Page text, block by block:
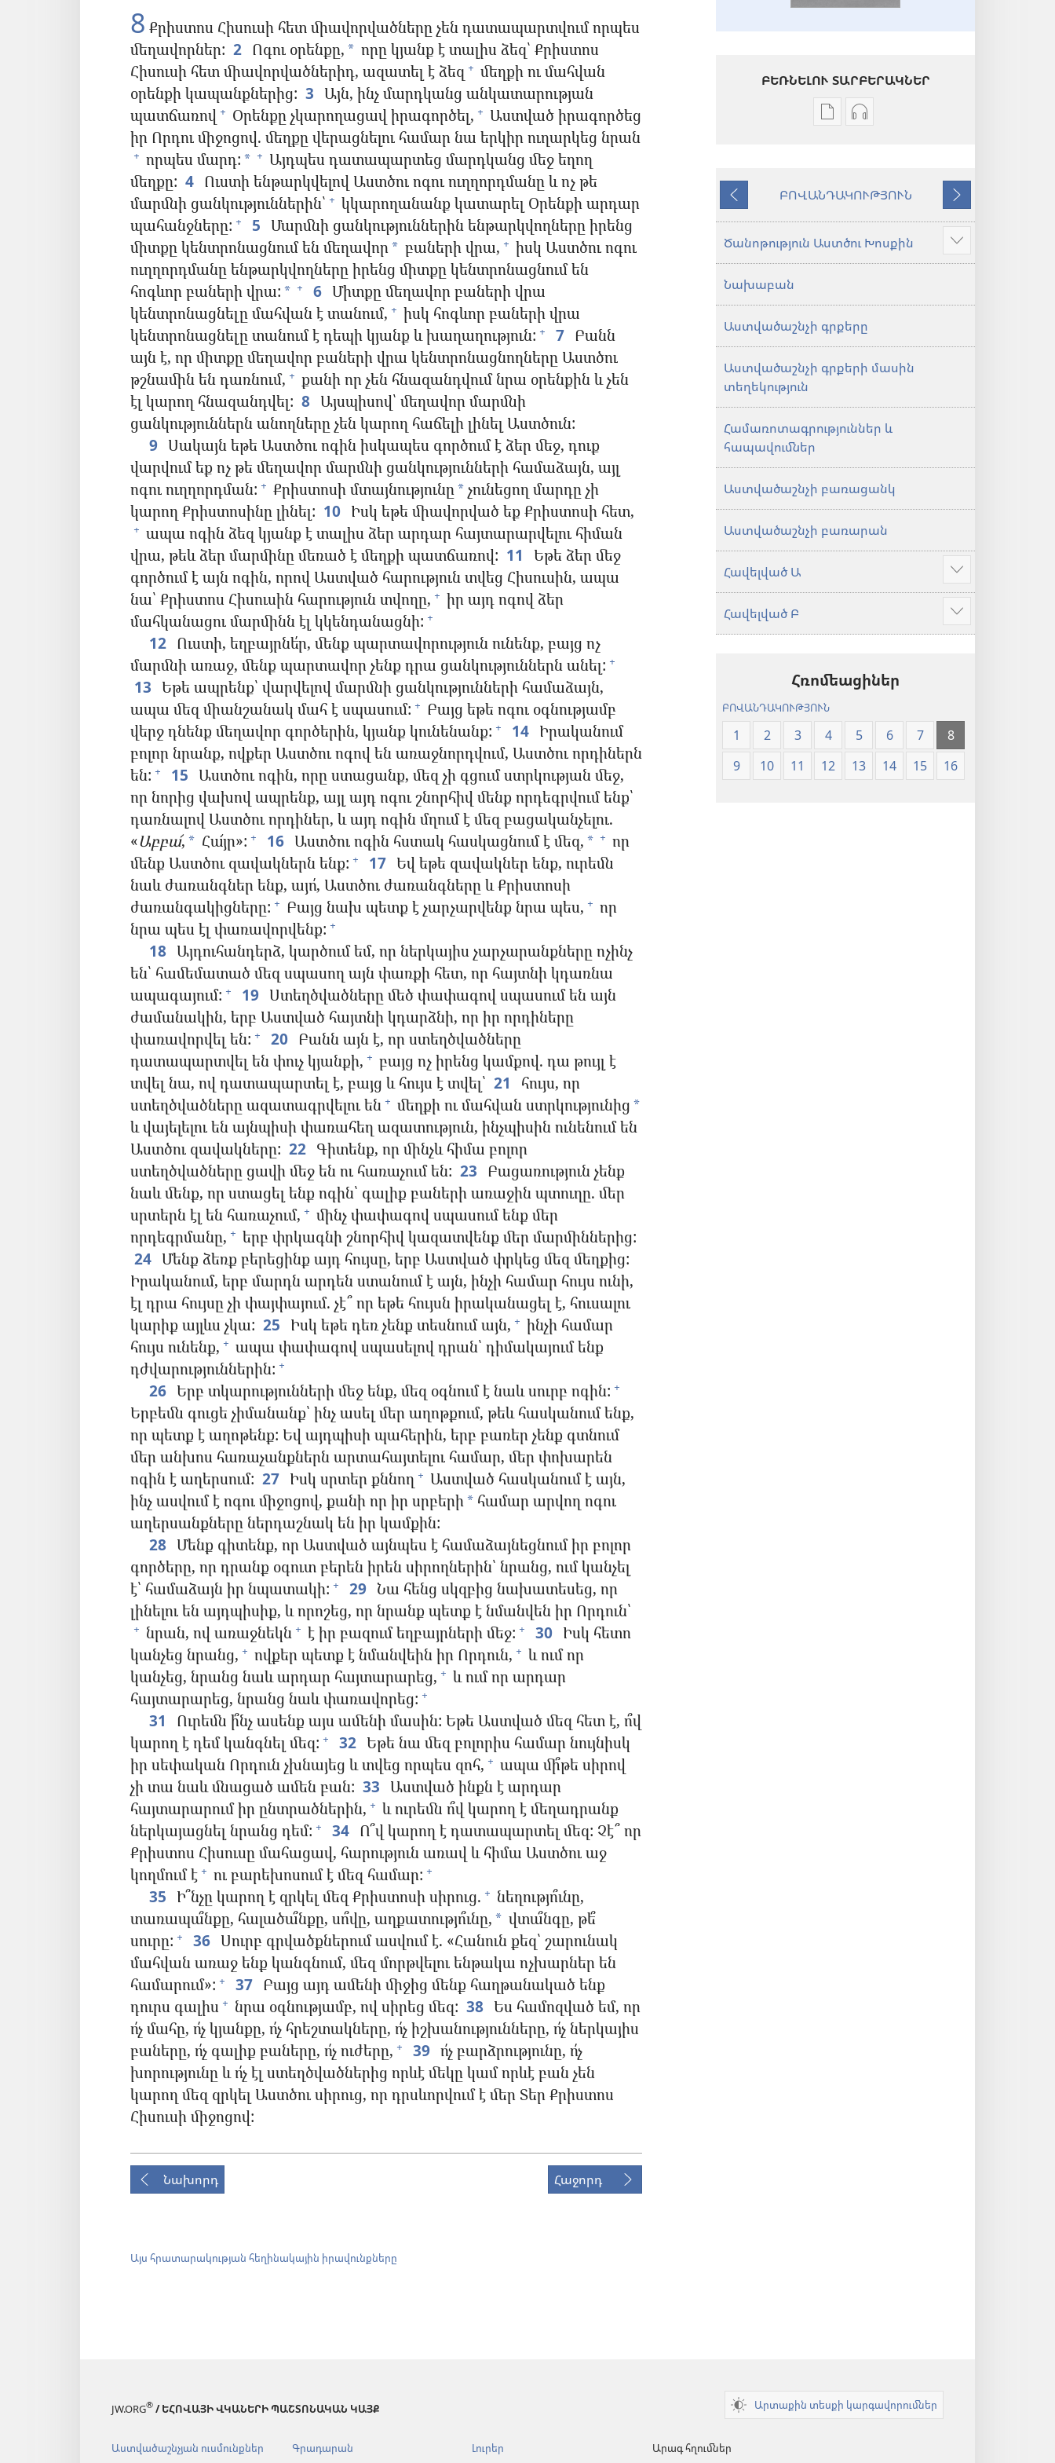
8 Քրիստոս Հիսուսի հետ միավորվածները չեն դատապարտվում որպես
մեղավորներ: 2 Ոգու օրենքը, * որը կյանք է տալիս ձեզ՝ Քրիստոս
Հիսուսի հետ միավորվածներիդ, ազատել է ձեզ + մեղքի ու մահվան
օրենքի կապանքներից: 3 Այն, ինչ մարդկանց անկատարության
պատճառով + Օրենքը չկարողացավ իրագործել, + Աստված իրագործեց
իր Որդու միջոցով. մեղքը վերացնելու համար նա երկիր ուղարկեց նրան
+ որպես մարդ: * + Այդպես դատապարտեց մարդկանց մեջ եղող
մեղքը: 4 Ուստի ենթարկվելով Աստծու ոգու ուղղորդմանը և ոչ թե
մարմնի ցանկություններին՝ + կկարողանանք կատարել Օրենքի արդար
պահանջները: + 5 Մարմնի ցանկություններին ենթարկվողները իրենց
միտքը կենտրոնացնում են մեղավոր* բաների վրա, + իսկ Աստծու ոգու
ուղղորդմանը ենթարկվողները իրենց միտքը կենտրոնացնում են
հոգևոր բաների վրա: * + 6 Միտքը մեղավոր բաների վրա
կենտրոնացնելը մահվան է տանում, + իսկ հոգևոր բաների վրա
կենտրոնացնելը տանում է դեպի կյանք և խաղաղություն: + 7 Բանն
այն է, որ միտքը մեղավոր բաների վրա կենտրոնացնողները Աստծու
թշնամին են դառնում, + քանի որ չեն հնազանդվում նրա օրենքին և չեն
էլ կարող հնազանդվել: 8 Այսպիսով՝ մեղավոր մարմնի
ցանկություններն անողները չեն կարող հաճելի լինել Աստծուն:
9 Սակայն եթե Աստծու ոգին իսկապես գործում է ձեր մեջ, դուք
վարվում եք ոչ թե մեղավոր մարմնի ցանկությունների համաձայն, այլ
ոգու ուղղորդման: + Քրիստոսի մտայնությունը* չունեցող մարդը չի
կարող Քրիստոսինը լինել: 10 Իսկ եթե միավորված եք Քրիստոսի հետ,
+ ապա ոգին ձեզ կյանք է տալիս ձեր արդար հայտարարվելու հիման
վրա, թեև ձեր մարմինը մեռած է մեղքի պատճառով: 11
Եթե ձեր մեջ
գործում է այն ոգին, որով Աստված հարություն տվեց Հիսուսին, ապա
նա՝ Քրիստոս Հիսուսին հարություն տվողը, + իր այդ ոգով ձեր
մահկանացու մարմինն էլ կկենդանացնի: +
12 Ուստի, եղբայրնե՛ր, մենք պարտավորություն ունենք, բայց ոչ
մարմնի առաջ, մենք պարտավոր չենք դրա ցանկություններն անել: +
13 Եթե ապրենք՝ վարվելով մարմնի ցանկությունների համաձայն,
ապա մեզ միանշանակ մահ է սպասում: +
Բայց եթե ոգու օգնությամբ
վերջ դնենք մեղավոր գործերին, կյանք կունենանք: + 14 Իրականում
բոլոր նրանք, ովքեր Աստծու ոգով են առաջնորդվում, Աստծու որդիներն
են: + 15 Աստծու ոգին, որը ստացանք, մեզ չի գցում ստրկության մեջ,
որ նորից վախով ապրենք, այլ այդ ոգու շնորհիվ մենք որդեգրվում ենք՝
դառնալով Աստծու որդիներ, և այդ ոգին մղում է մեզ բացականչելու.
«Աբբա՜, * Հա՜յր»: + 16 Աստծու ոգին հստակ հասկացնում է մեզ, * + որ
մենք Աստծու զավակներն ենք: + 17 Եվ եթե զավակներ ենք, ուրեմն
նաև ժառանգներ ենք, այո՛, Աստծու ժառանգները և Քրիստոսի
ժառանգակիցները: + Բայց նախ պետք է չարչարվենք նրա պես, + որ
նրա պես էլ փառավորվենք: +
18 Այդուհանդերձ, կարծում եմ, որ ներկայիս չարչարանքները ոչինչ
են՝ համեմատած մեզ սպասող այն փառքի հետ, որ հայտնի կդառնա
ապագայում: + 19 Ստեղծվածները մեծ փափագով սպասում են այն
ժամանակին, երբ Աստված հայտնի կդարձնի, որ իր որդիները
փառավորվել են: + 20 Բանն այն է, որ ստեղծվածները
դատապարտվել են փուչ կյանքի, + բայց ոչ իրենց կամքով. դա թույլ է
տվել նա, ով դատապարտել է, բայց և հույս է տվել՝ 21
հույս, որ
ստեղծվածները ազատագրվելու են + մեղքի ու մահվան ստրկությունից *
և վայելելու են այնպիսի փառահեղ ազատություն, ինչպիսին ունենում են
Աստծու զավակները: 22 Գիտենք, որ մինչև հիմա բոլոր
ստեղծվածները ցավի մեջ են ու հառաչում են: 23 Բացառություն չենք
նաև մենք, որ ստացել ենք ոգին՝ գալիք բաների առաջին պտուղը. մեր
սրտերն էլ են հառաչում, + մինչ փափագով սպասում ենք մեր
որդեգրմանը, + երբ փրկագնի շնորհիվ կազատվենք մեր մարմիններից:
24 Մենք ձեռք բերեցինք այդ հույսը, երբ Աստված փրկեց մեզ մեղքից:
Իրականում, երբ մարդն արդեն ստանում է այն, ինչի համար հույս ունի,
էլ դրա հույսը չի փայփայում. չէ՞ որ եթե հույսն իրականացել է, հուսալու
կարիք այլևս չկա: 25 Իսկ եթե դեռ չենք տեսնում այն, + ինչի համար
հույս ունենք, + ապա փափագով սպասելով դրան՝ դիմակայում ենք
դժվարություններին: +
26 Երբ տկարությունների մեջ ենք, մեզ օգնում է նաև սուրբ ոգին: +
Երբեմն գուցե չիմանանք՝ ինչ ասել մեր աղոթքում, թեև հասկանում ենք,
որ պետք է աղոթենք: Եվ այդպիսի պահերին, երբ բառեր չենք գտնում
մեր անխոս հառաչանքներն արտահայտելու համար, մեր փոխարեն
ոգին է աղերսում: 27 Իսկ սրտեր քննող + Աստված հասկանում է այն,
ինչ ասվում է ոգու միջոցով, քանի որ իր սրբերի* համար արվող ոգու
աղերսանքները ներդաշնակ են իր կամքին:
28 Մենք գիտենք, որ Աստված այնպես է համաձայնեցնում իր բոլոր
գործերը, որ դրանք օգուտ բերեն իրեն սիրողներին՝ նրանց, ում կանչել
է՝ համաձայն իր նպատակի: + 29 Նա հենց սկզբից նախատեսեց, որ
լինելու են այդպիսիք, և որոշեց, որ նրանք պետք է նմանվեն իր Որդուն՝
+ նրան, ով առաջնեկն + է իր բազում եղբայրների մեջ: + 30 Իսկ հետո
կանչեց նրանց, + ովքեր պետք է նմանվեին իր Որդուն, + և ում որ
կանչեց, նրանց նաև արդար հայտարարեց, + և ում որ արդար
հայտարարեց, նրանց նաև փառավորեց: +
31
Ուրեմն ի՞նչ ասենք այս ամենի մասին: Եթե Աստված մեզ հետ է, ո՞վ
կարող է դեմ կանգնել մեզ: + 32 Եթե նա մեզ բոլորիս համար նույնիսկ
իր սեփական Որդուն չխնայեց և տվեց որպես զոհ, + ապա մի՞թե սիրով
չի տա նաև մնացած ամեն բան: 33 Աստված ինքն է արդար
հայտարարում իր ընտրածներին, + և ուրեմն ո՞վ կարող է մեղադրանք
ներկայացնել նրանց դեմ: + 34 Ո՞վ կարող է դատապարտել մեզ: Չէ՞ որ
Քրիստոս Հիսուսը մահացավ, հարություն առավ և հիմա Աստծու աջ
կողմում է + ու բարեխոսում է մեզ համար: +
35 Ի՞նչը կարող է զրկել մեզ Քրիստոսի սիրուց. + նեղությո՞ւնը,
տառապա՞նքը, հալածա՞նքը, սո՞վը, աղքատությո՞ւնը, * վտա՞նգը, թե՞
սուրը: + 36 Սուրբ գրվածքներում ասվում է. «Հանուն քեզ՝ շարունակ
մահվան առաջ ենք կանգնում, մեզ մորթվելու ենթակա ոչխարներ են
համարում»: + 37 Բայց այդ ամենի միջից մենք հաղթանակած ենք
դուրս գալիս + նրա օգնությամբ, ով սիրեց մեզ: 38 Ես համոզված եմ, որ
ո՛չ մահը, ո՛չ կյանքը, ո՛չ հրեշտակները, ո՛չ իշխանությունները, ո՛չ ներկայիս
բաները, ո՛չ գալիք բաները, ո՛չ ուժերը, + 39 ո՛չ բարձրությունը, ո՛չ
խորությունը և ո՛չ էլ ստեղծվածներից որևէ մեկը կամ որևէ բան չեն
կարող մեզ զրկել Աստծու սիրուց, որ դրսևորվում է մեր Տեր Քրիստոս
Հիսուսի միջոցով:
Նախորդ Հաջորդ
Այս հրատարակության հեղինակային իրավունքները
ԲԵՌՆԵԼՈՒ ՏԱՐԲԵՐԱԿՆԵՐ
Թվային
Աստվածաշունչ.
աշխարհ»
թարգմանություն
Աուդիոձայնագրությունները
Աստվածաշունչ.
«Նոր
թարգմանություն
(2024)
Նախորդ
ԲՈՎԱՆԴԱԿՈՒԹՅՈՒՆ
Հաջորդ
Ծանոթություն Աստծու Խոսքին
Ցույց
տալ
Նախաբան
Աստվածաշնչի գրքերը
Աստվածաշնչի գրքերի մասին
տեղեկություն
Համառոտագրություններ և
հապավումներ
Աստվածաշնչի բառացանկ
Աստվածաշնչի բառարան
Հավելված Ա
Ցույց
տալ
ավելին
Հավելված Բ
Ցույց
տալ
Հռոմեացիներ
ԲՈՎԱՆԴԱԿՈՒԹՅՈՒՆ
1 2 3 4 5 6 7
8
9
10 11 12 13 14 15 16
JW.ORG® / ԵՀՈՎԱՅԻ ՎԿԱՆԵՐԻ ՊԱՇՏՈՆԱԿԱՆ ԿԱՅՔ Արտաքին տեսքի կարգավորումներ
Աստվածաշնչյան ուսմունքներ Գրադարան Լուրեր Արագ հղումներ